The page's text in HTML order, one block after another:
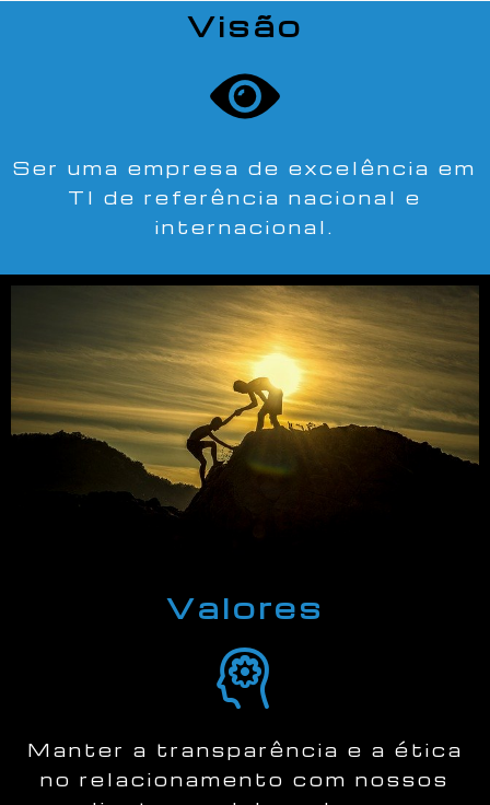
Visão
Ser uma empresa de excelência em
TI de referência nacional e
internacional.
Valores
Manter a transparência e a ética
no relacionamento com nossos